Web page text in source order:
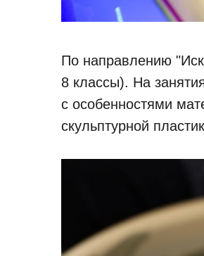
По направлению
8 классы). На
с особенностями
скульптурной